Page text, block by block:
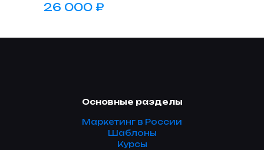
26 000 ₽
Основные разделы
Маркетинг в России
Шаблоны
Курсы